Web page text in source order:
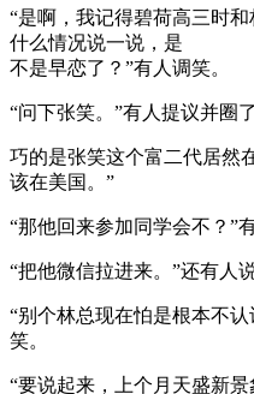
“是啊，我记得碧荷高三时
什么情况说一说，是
不是早恋了？”有人调笑。
“问下张笑。”有人提议并圈
巧的是张笑这个富二代居然
该在美国。”
“那他回来参加同学会不？”
“把他微信拉进来。”还有人说
“别个林总现在怕是根本不
笑。
“要说起来，上个月天盛新